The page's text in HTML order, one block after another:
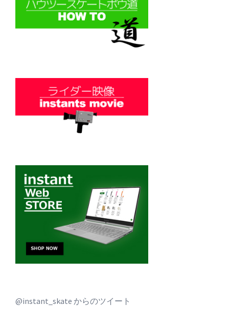
@instant_skate からのツイート